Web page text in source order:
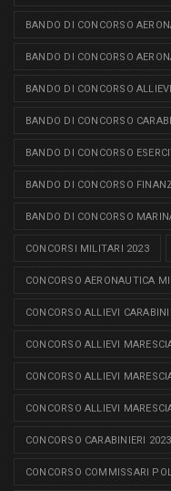
BANDO DI CONCORSO
BANDO DI CONCORSO
BANDO DI CONCORSO
BANDO DI CONCORSO
BANDO DI CONCORSO
BANDO DI CONCORSO
BANDO DI CONCORSO
CONCORSI MILITARI 2023
CONCORSO AERONAUTICA
CONCORSO ALLIEVI
CONCORSO ALLIEVI
CONCORSO ALLIEVI
CONCORSO ALLIEVI
CONCORSO CARABINIERI 2023
CONCORSO COMMISSARI